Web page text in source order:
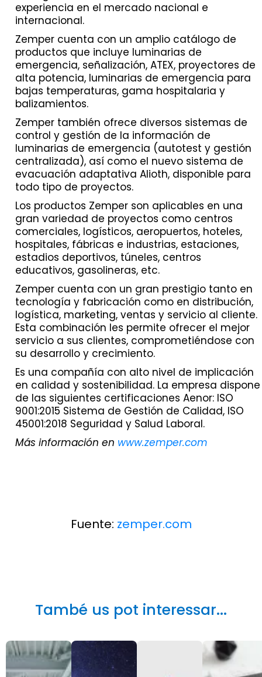
experiencia en el mercado nacional e
internacional.
Zemper cuenta con un amplio catálogo de
productos que incluye luminarias de
emergencia, señalización, ATEX, proyectores de
alta potencia, luminarias de emergencia para
bajas temperaturas, gama hospitalaria y
balizamientos.
Zemper también ofrece diversos sistemas de
control y gestión de la información de
luminarias de emergencia (autotest y gestión
centralizada), así como el nuevo sistema de
evacuación adaptativa Alioth, disponible para
todo tipo de proyectos.
Los productos Zemper son aplicables en una
gran variedad de proyectos como centros
comerciales, logísticos, aeropuertos, hoteles,
hospitales, fábricas e industrias, estaciones,
estadios deportivos, túneles, centros
educativos, gasolineras, etc.
Zemper cuenta con un gran prestigio tanto en
tecnología y fabricación como en distribución,
logística, marketing, ventas y servicio al cliente.
Esta combinación les permite ofrecer el mejor
servicio a sus clientes, comprometiéndose con
su desarrollo y crecimiento.
Es una compañía con alto nivel de implicación
en calidad y sostenibilidad. La empresa dispone
de las siguientes certificaciones Aenor: ISO
9001:2015 Sistema de Gestión de Calidad, ISO
45001:2018 Seguridad y Salud Laboral.
Más información en www.zemper.com
Fuente: zemper.com
També us pot interessar...